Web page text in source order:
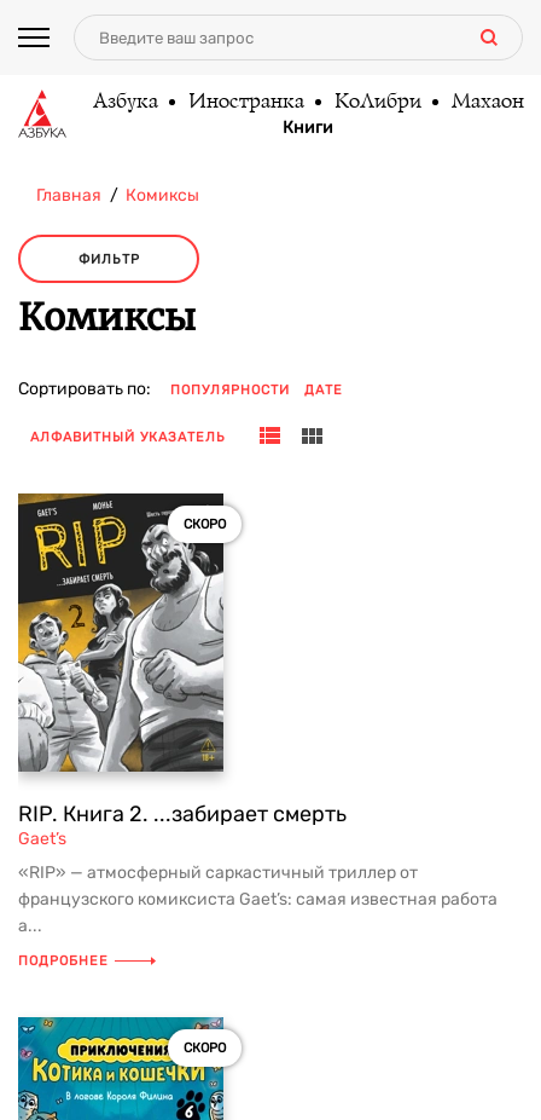
Азбука Иностранка КоЛибри Махаон
Книги
Главная Комиксы
ФИЛЬТР
Комиксы
Сортировать по: ПОПУЛЯРНОСТИ ДАТЕ
АЛФАВИТНЫЙ УКАЗАТЕЛЬ
СКОРО
RIP. Книга 2. ...забирает смерть
Gaet’s
«RIP» — атмосферный саркастичный триллер от
французского комиксиста Gaet’s: самая известная работа
а...
ПОДРОБНЕЕ
СКОРО